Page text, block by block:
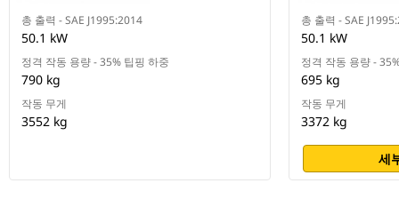
총 출력 - SAE J1995:2014
50.1 kW
정격 작동 용량 - 35% 팁핑 하중
790 kg
작동 무게
3552 kg
총 출력 - SAE
50.1 kW
정격 작동 용량 -
695 kg
작동 무게
3372 kg
세